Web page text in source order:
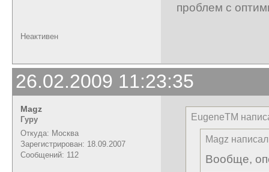
проблем с
Неактивен
26.02.2009 11:23:35
Magz
Гуру
Откуда: Москва
Зарегистрирован: 18.09.2007
Сообщений: 112
EugeneTM
Magz
Вообще,